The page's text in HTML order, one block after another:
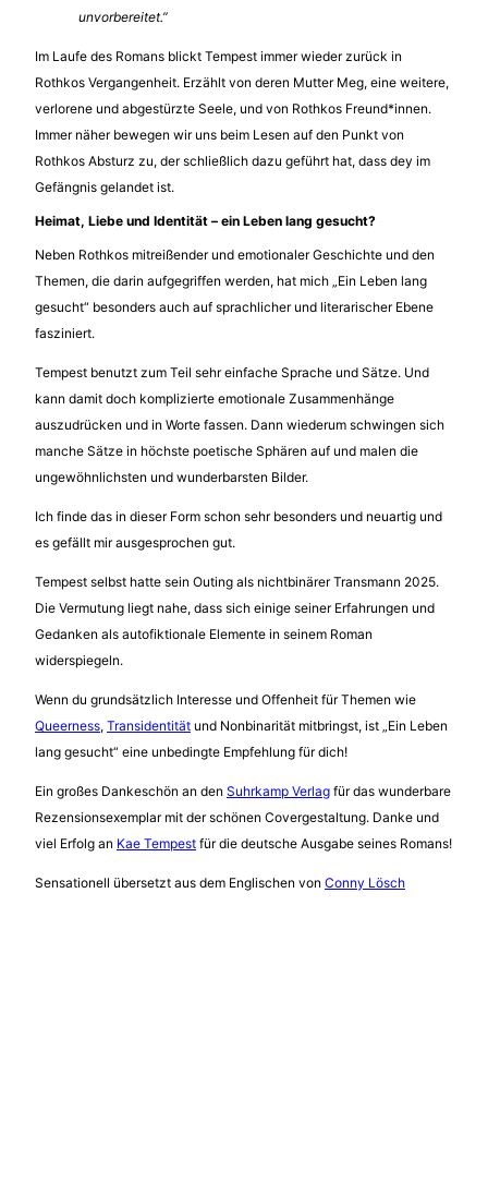
unvorbereitet.”
Im Laufe des Romans blickt Tempest immer wieder zurück in
Rothkos Vergangenheit. Erzählt von deren Mutter Meg, eine weitere,
verlorene und abgestürzte Seele, und von Rothkos Freund*innen.
Immer näher bewegen wir uns beim Lesen auf den Punkt von
Rothkos Absturz zu, der schließlich dazu geführt hat, dass dey im
Gefängnis gelandet ist.
Heimat, Liebe und Identität – ein Leben lang gesucht?
Neben Rothkos mitreißender und emotionaler Geschichte und den
Themen, die darin aufgegriffen werden, hat mich „Ein Leben lang
gesucht“ besonders auch auf sprachlicher und literarischer Ebene
fasziniert.
Tempest benutzt zum Teil sehr einfache Sprache und Sätze. Und
kann damit doch komplizierte emotionale Zusammenhänge
auszudrücken und in Worte fassen. Dann wiederum schwingen sich
manche Sätze in höchste poetische Sphären auf und malen die
ungewöhnlichsten und wunderbarsten Bilder.
Ich finde das in dieser Form schon sehr besonders und neuartig und
es gefällt mir ausgesprochen gut.
Tempest selbst hatte sein Outing als nichtbinärer Transmann 2025.
Die Vermutung liegt nahe, dass sich einige seiner Erfahrungen und
Gedanken als autofiktionale Elemente in seinem Roman
widerspiegeln.
Wenn du grundsätzlich Interesse und Offenheit für Themen wie
Queerness, Transidentität und Nonbinarität mitbringst, ist „Ein Leben
lang gesucht“ eine unbedingte Empfehlung für dich!
Ein großes Dankeschön an den Suhrkamp Verlag für das wunderbare
Rezensionsexemplar mit der schönen Covergestaltung. Danke und
viel Erfolg an Kae Tempest für die deutsche Ausgabe seines Romans!
Sensationell übersetzt aus dem Englischen von Conny Lösch